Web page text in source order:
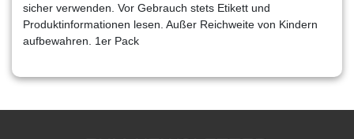
sicher verwenden. Vor Gebrauch stets Etikett und
Produktinformationen lesen. Außer Reichweite von Kindern
aufbewahren. 1er Pack